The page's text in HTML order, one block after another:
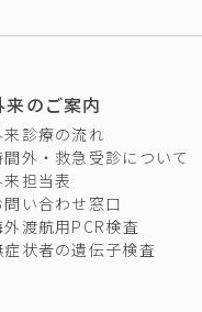
来のご案内
来診療の流れ
間外・救急受診について
来担当表
問い合わせ窓口
外渡航用PCR検査
症状者の遺伝子検査